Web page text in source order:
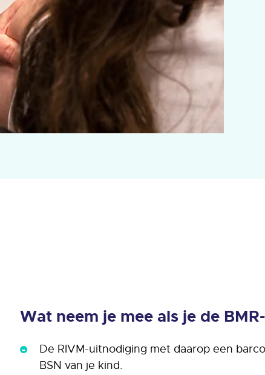
Wat neem je mee als je de
De RIVM-uitnodiging met daarop een
BSN van je kind.